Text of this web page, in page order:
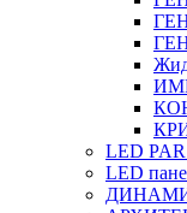
LED
LED